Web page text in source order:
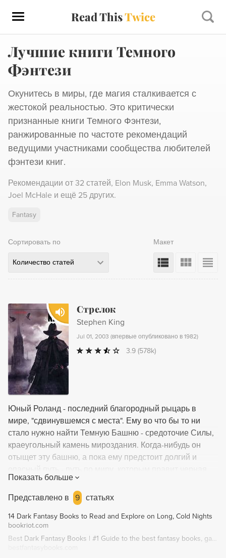
Read ThisTwice
Лучшие книги Темного
Фэнтези
Окунитесь в миры, где магия сталкивается с
жестокой реальностью. Это критически
признанные книги Темного Фэнтези,
ранжированные по частоте рекомендаций
ведущими участниками сообщества любителей
фэнтези книг.
Рекомендации от 32 статей, Elon Musk, Emma Watson,
Joel McHale и ещё 25 других.
Fantasy
Сортировать по
Количество статей
Макет
Стрелок
Stephen King
Jul 01, 2003 (впервые опубликовано в 1982)
3.9 (578k)
Юный Роланд - последний благородный рыцарь в
мире, "сдвинувшемся с места". Ему во что бы то ни
стало нужно найти Темную Башню - средоточие Силы,
краеугольный камень мироздания. Когда-нибудь он
отыщет эту башню, а пока ему предстоит долгий и
магия, по миру, из которого порой открываются двери
в нашу реальность...
Показать больше
Представлено в
9 статьях
14 Dark Fantasy Books to Read and Explore on Long, Cold Nights
bookriot.com
Best Dark Fantasy Books | #1 Guide to the best fantasy books, games, movies, and more!